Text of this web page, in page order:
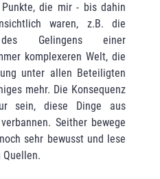
die mir - bis dahin
waren, z.B. die
des Gelingens einer
komplexeren Welt, die
unter allen Beteiligten
mehr. Die Konsequenz
sein, diese Dinge aus
Seither bewege
sehr bewusst und lese
Quellen.